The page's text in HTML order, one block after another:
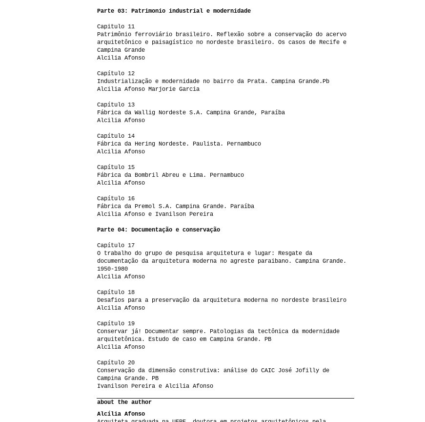
Parte 03: Patrimonio industrial e modernidade
Capitulo 11
Patrimônio ferroviário brasileiro. Reflexão sobre a conservação do acervo
arquitetônico e paisagístico no nordeste brasileiro. Os casos de Recife e
Campina Grande
Alcilia Afonso
Capítulo 12
Industrialização e modernidade no bairro da Prata. Campina Grande.Pb
Alcilia Afonso Marjorie Garcia
Capítulo 13
Fábrica da Wallig Nordeste S.A. Campina Grande, Paraíba
Alcilia Afonso
Capítulo 14
Fábrica da Hering Nordeste. Paulista. Pernambuco
Alcilia Afonso
Capítulo 15
Fábrica da Bombril Abreu e Lima. Pernambuco
Alcilia Afonso
Capítulo 16
Fábrica da Premol S.A. Campina Grande. Paraíba
Alcilia Afonso e Ivanilson Pereira
Parte 04: Documentação e conservação
Capítulo 17
O trabalho do grupo de pesquisa arquitetura e lugar: Resgate da
documentação da arquitetura moderna no agreste paraibano. Campina Grande.
1950-1980
Alcilia Afonso
Capítulo 18
Desafios para a preservação da arquitetura moderna no nordeste brasileiro
Alcilia Afonso
Capítulo 19
Conservar já! Documentar sempre. Patologias da tectônica da modernidade
arquitetônica. Estudo de caso em Campina Grande. PB
Alcilia Afonso
Capítulo 20
Conservação da dimensão construtiva: análise do CAIC José Jofilly de
Campina Grande. PB
Ivanilson Pereira e Alcilia Afonso
about the author
Alcília Afonso